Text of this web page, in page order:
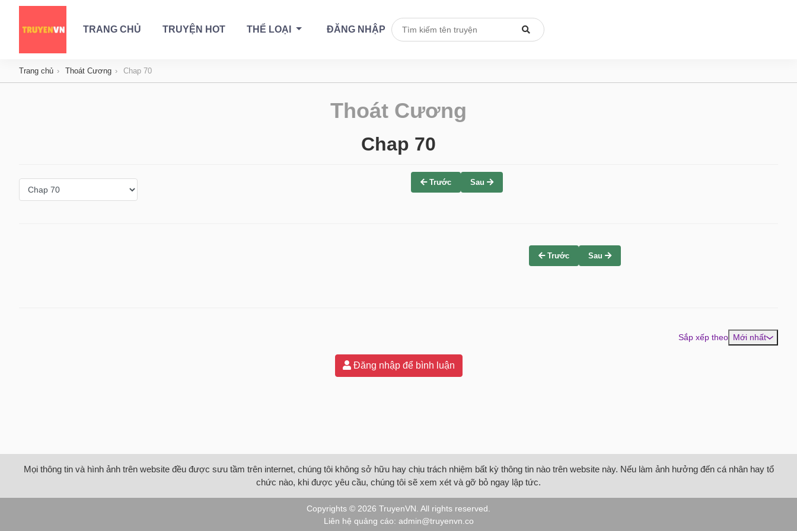
TRANG CHỦ TRUYỆN HOT THỂ LOẠI ĐĂNG NHẬP
Trang chủ Thoát Cương Chap 70
Thoát Cương
Chap 70
Trước Sau
Trước Sau
Sắp xếp theo Mới nhất
Đăng nhập để bình luận
Mọi thông tin và hình ảnh trên website đều được sưu tầm trên internet, chúng tôi không sở hữu hay chịu trách nhiệm bất kỳ thông tin nào trên website này. Nếu làm ảnh hưởng đến cá nhân hay tổ
chức nào, khi được yêu cầu, chúng tôi sẽ xem xét và gỡ bỏ ngay lập tức.
Copyrights © 2026 TruyenVN . All rights reserved.
Liên hệ quảng cáo: admin@truyenvn.co